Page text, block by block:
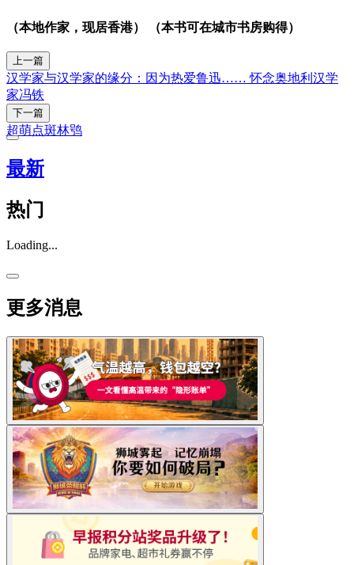
（本地作家，现居香港） （本书可在城市书房购得）
上一篇
汉学家与汉学家的缘分：因为热爱鲁迅…… 怀念奥地利汉学
家冯铁
下一篇
超萌点斑林鸮
最新
热门
Loading...
更多消息